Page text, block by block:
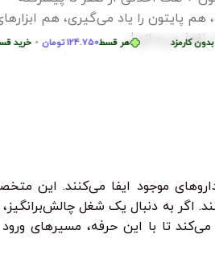
هر قسط 124.750تومان • خرید قسطی با کارمزد
هم پایتون را یاد می‌گیری، هم
نفوذ می‌سازی!
بکدور تا ابزارهای امنیت شبکه و وب.
هر قسط74.750تومان با ترب‌پی بدون کارمزد
هر قسط • خرید قسطی با ترب‌پی بدون کارمزد
موجود ایفا می‌کنند. این
اگر به دنبال یک شغل
تا با این حرفه، مسیرهای